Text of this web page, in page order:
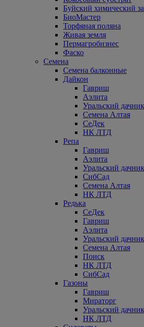
Буйский химический
БиоМастер
Торфяная поляна
Живая земля
Пермагробизнес
Фаско
Семена
Семена балконные
Дайкон
Гавриш
Аэлита
Уральский дачник
Семена Алтая
СеДек
НК ЛТД
Репа
Гавриш
Аэлита
Уральский дачник
СибСад
Семена Алтая
НК ЛТД
Редька
СеДек
Гавриш
Аэлита
Уральский дачник
Семена Алтая
Поиск
НК ЛТД
СибСад
Газоны
Гавриш
Мираторг
Уральский дачник
НК ЛТД